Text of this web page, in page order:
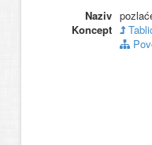
Naziv
Koncept